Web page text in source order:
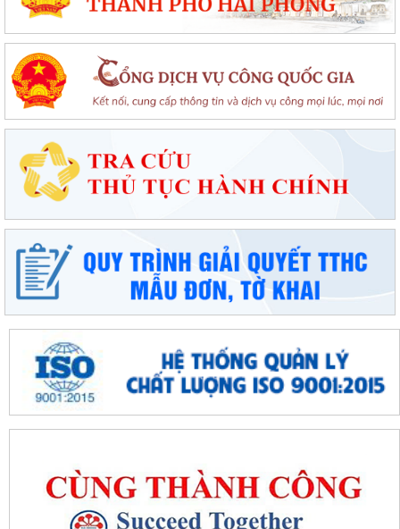
Chung kết toàn quốc Hội thi lực lượng tham gia bảo vệ an ninh, trật tự
ở cơ sở giỏi lần thứ I tại...
Đặc khu Cát Hải đẩy mạnh cải cách hành chính, nâng cao chất lượng
phục vụ người dân và doanh nghiệp
Thông báo tuyển sinh trình độ trung cấp, cao đẳng năm 2026 của
Trường Cao đẳng Kỹ thuật Hải Phòng
Tổ đại biểu số 09 HĐND thành phố Hải Phòng tiếp xúc cử tri sau Kỳ họp
thường lệ giữa năm 2026
Đặc khu Cát Hải triển khai Chương trình quốc gia về an toàn trong sử
Khơi dậy tiềm năng, phát huy sức mạnh kinh tế tư nhân tại đặc khu Cát
Đặc khu Cát Hải quyết tâm thực hiện thắng lợi Nghị quyết số 11-
Đặc khu Cát Hải đẩy mạnh triển khai Nghị quyết số 57-NQ/TW, tạo đột
phá về khoa học, công nghệ và...